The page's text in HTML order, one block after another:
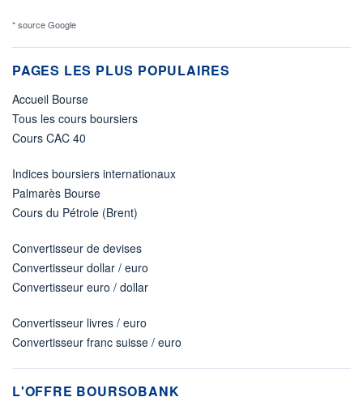
* source Google
PAGES LES PLUS POPULAIRES
Accueil Bourse
Tous les cours boursiers
Cours CAC 40
Indices boursiers internationaux
Palmarès Bourse
Cours du Pétrole (Brent)
Convertisseur de devises
Convertisseur dollar / euro
Convertisseur euro / dollar
Convertisseur livres / euro
Convertisseur franc suisse / euro
L'OFFRE BOURSOBANK